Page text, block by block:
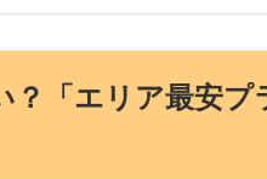
「エリア最安プ